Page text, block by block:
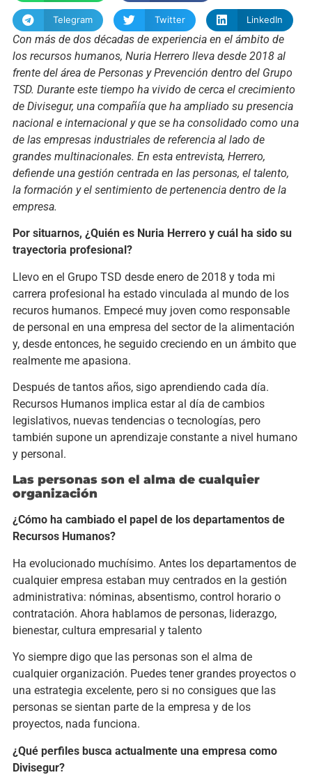
Telegram Twitter LinkedIn
Con más de dos décadas de experiencia en el ámbito de
los recursos humanos, Nuria Herrero lleva desde 2018 al
frente del área de Personas y Prevención dentro del Grupo
TSD. Durante este tiempo ha vivido de cerca el crecimiento
de Divisegur, una compañía que ha ampliado su presencia
nacional e internacional y que se ha consolidado como una
de las empresas industriales de referencia al lado de
grandes multinacionales. En esta entrevista, Herrero,
defiende una gestión centrada en las personas, el talento,
la formación y el sentimiento de pertenencia dentro de la
empresa.
Por situarnos, ¿Quién es Nuria Herrero y cuál ha sido su
trayectoria profesional?
Llevo en el Grupo TSD desde enero de 2018 y toda mi
carrera profesional ha estado vinculada al mundo de los
recuros humanos. Empecé muy joven como responsable
de personal en una empresa del sector de la alimentación
y, desde entonces, he seguido creciendo en un ámbito que
realmente me apasiona.
Después de tantos años, sigo aprendiendo cada día.
Recursos Humanos implica estar al día de cambios
legislativos, nuevas tendencias o tecnologías, pero
también supone un aprendizaje constante a nivel humano
y personal.
Las personas son el alma de cualquier
organización
¿Cómo ha cambiado el papel de los departamentos de
Recursos Humanos?
Ha evolucionado muchísimo. Antes los departamentos de
cualquier empresa estaban muy centrados en la gestión
administrativa: nóminas, absentismo, control horario o
contratación. Ahora hablamos de personas, liderazgo,
bienestar, cultura empresarial y talento
Yo siempre digo que las personas son el alma de
cualquier organización. Puedes tener grandes proyectos o
una estrategia excelente, pero si no consigues que las
personas se sientan parte de la empresa y de los
proyectos, nada funciona.
¿Qué perfiles busca actualmente una empresa como
Divisegur?